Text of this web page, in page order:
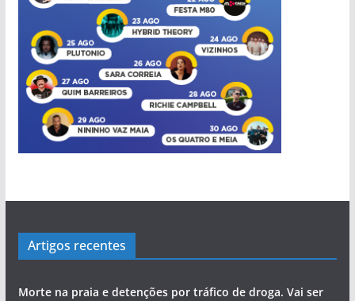
Artigos recentes
Morte na praia e detenções por tráfico de droga. Vai ser